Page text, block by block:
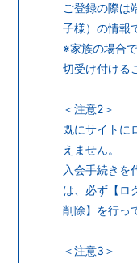
ご登録の際は
子様）の情報
※家族の場合
切受け付ける
＜注意2＞
既にサイトに
えません。
入会手続きを
は、必ず【ロ
削除】を行っ
＜注意3＞